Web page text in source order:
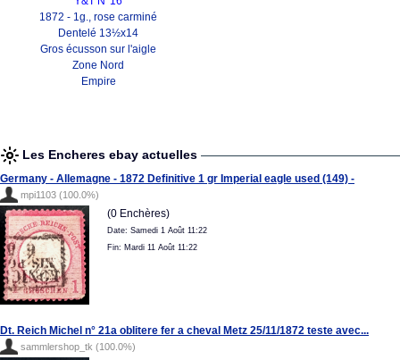
1872 - 1g., rose carminé
Dentelé 13½x14
Gros écusson sur l'aigle
Zone Nord
Empire
Les Encheres ebay actuelles
Germany - Allemagne - 1872 Definitive 1 gr Imperial eagle used (149) -
mpi1103 (100.0%)
(0 Enchères)
Date: Samedi 1 Août 11:22
Fin: Mardi 11 Août 11:22
Dt. Reich Michel n° 21a oblitere fer a cheval Metz 25/11/1872 teste avec...
sammlershop_tk (100.0%)